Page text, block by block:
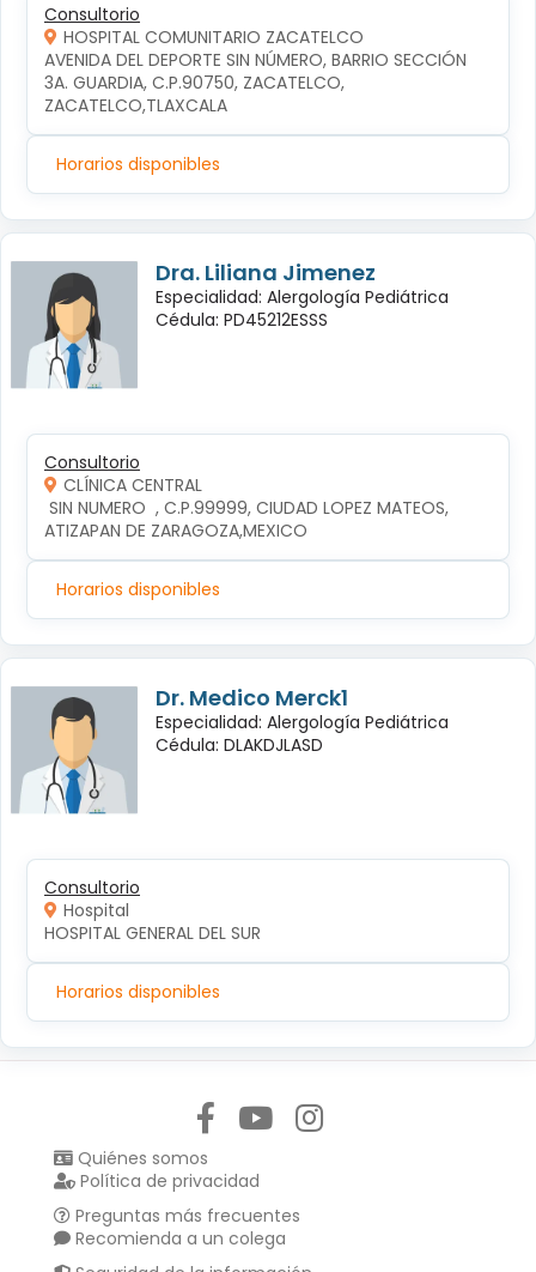
Consultorio
HOSPITAL COMUNITARIO ZACATELCO
AVENIDA DEL DEPORTE SIN NÚMERO, BARRIO SECCIÓN
3A. GUARDIA, C.P.90750, ZACATELCO,
ZACATELCO,TLAXCALA
Horarios disponibles
Dra. Liliana Jimenez
Especialidad: Alergología Pediátrica
Cédula: PD45212ESSS
Consultorio
CLÍNICA CENTRAL
ATIZAPAN DE ZARAGOZA,MEXICO
Horarios disponibles
Dr. Medico Merck1
Especialidad: Alergología Pediátrica
Cédula: DLAKDJLASD
Consultorio
Hospital
HOSPITAL GENERAL DEL SUR
Horarios disponibles
Quiénes somos
Política de privacidad
Preguntas más frecuentes
Recomienda a un colega